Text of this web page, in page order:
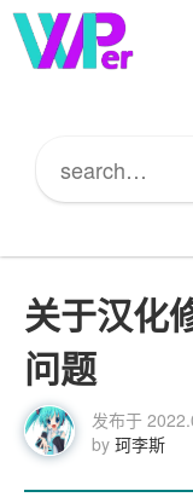
关于汉化
问题
发布于
by 珂李斯